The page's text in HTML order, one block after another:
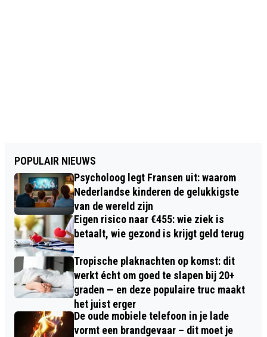
POPULAIR NIEUWS
Psycholoog legt Fransen uit: waarom
Nederlandse kinderen de gelukkigste
van de wereld zijn
Eigen risico naar €455: wie ziek is
betaalt, wie gezond is krijgt geld terug
Tropische plaknachten op komst: dit
werkt écht om goed te slapen bij 20+
graden — en deze populaire truc maakt
het juist erger
De oude mobiele telefoon in je lade
vormt een brandgevaar – dit moet je